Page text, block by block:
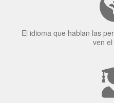
El idioma que hablan las
ven